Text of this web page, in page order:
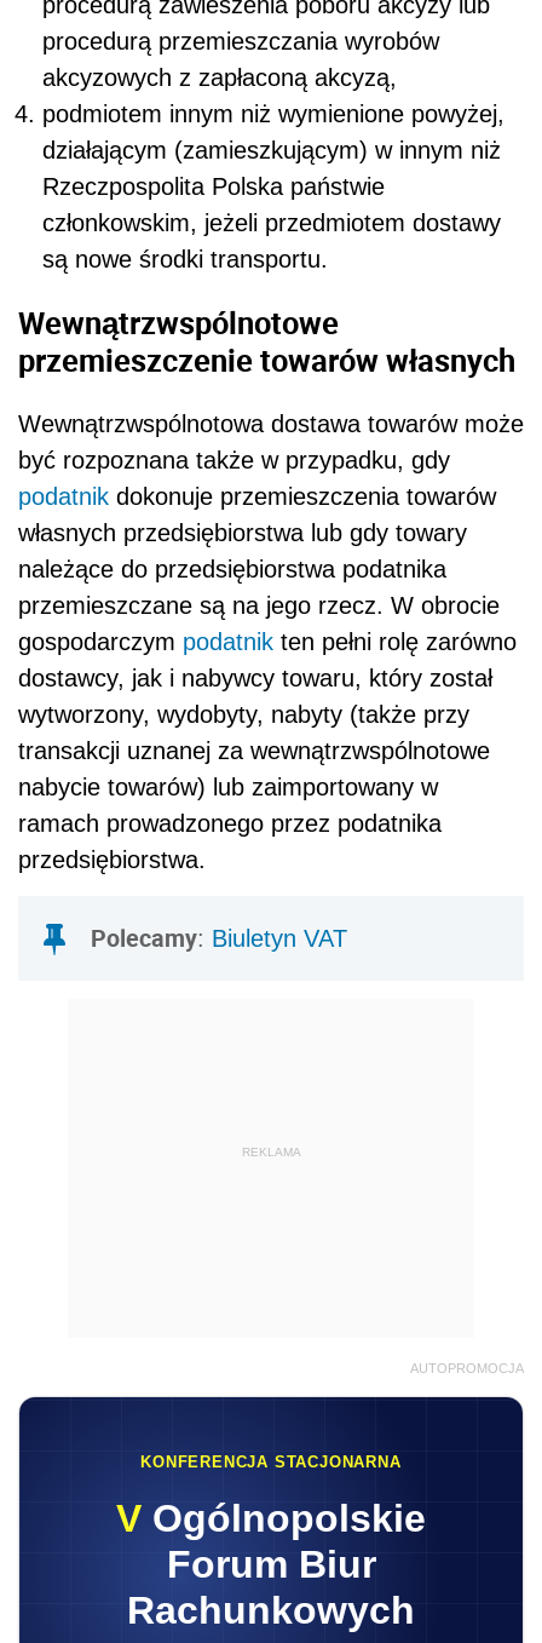
procedurą zawieszenia poboru akcyzy lub
procedurą przemieszczania wyrobów
akcyzowych z zapłaconą akcyzą,
podmiotem innym niż wymienione powyżej,
działającym (zamieszkującym) w innym niż
Rzeczpospolita Polska państwie
członkowskim, jeżeli przedmiotem dostawy
są nowe środki transportu.
Wewnątrzwspólnotowe
przemieszczenie towarów własnych
Wewnątrzwspólnotowa dostawa towarów może
być rozpoznana także w przypadku, gdy
podatnik dokonuje przemieszczenia towarów
własnych przedsiębiorstwa lub gdy towary
należące do przedsiębiorstwa podatnika
przemieszczane są na jego rzecz. W obrocie
gospodarczym podatnik ten pełni rolę zarówno
dostawcy, jak i nabywcy towaru, który został
wytworzony, wydobyty, nabyty (także przy
transakcji uznanej za wewnątrzwspólnotowe
nabycie towarów) lub zaimportowany w
ramach prowadzonego przez podatnika
przedsiębiorstwa.
Polecamy: Biuletyn VAT
REKLAMA
AUTOPROMOCJA
KONFERENCJA STACJONARNA
V Ogólnopolskie
Forum Biur
Rachunkowych